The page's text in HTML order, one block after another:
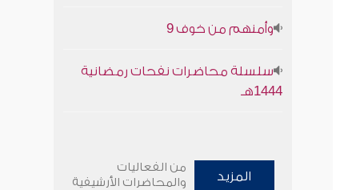
وأمنهم من خوف 9
سلسلة محاضرات نفحات رمضانية
1444هـ
المزيد
من الفعاليات
والمحاضرات الأرشيفية